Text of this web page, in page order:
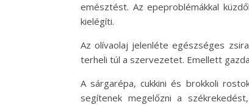
emésztést. Az epeproblémákkal
kielégíti.
Az olívaolaj jelenléte egészséges
terheli túl a szervezetet. Emellett
A sárgarépa, cukkini és brokkoli
segítenek megelőzni a